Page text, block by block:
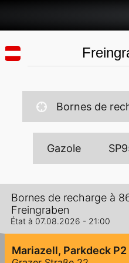
Bornes de
Gazole
Bornes de recharge à
Freingraben
État à 07.08.2026 - 21:00
Mariazell, Parkdeck P2